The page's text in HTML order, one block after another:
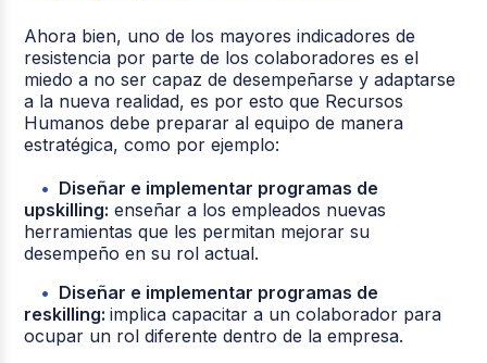
Ahora bien, uno de los mayores indicadores de
resistencia por parte de los colaboradores es el
miedo a no ser capaz de desempeñarse y adaptarse
a la nueva realidad, es por esto que Recursos
Humanos debe preparar al equipo de manera
estratégica, como por ejemplo:
Diseñar e implementar programas de
upskilling: enseñar a los empleados nuevas
herramientas que les permitan mejorar su
desempeño en su rol actual.
Diseñar e implementar programas de
reskilling:implica capacitar a un colaborador para
ocupar un rol diferente dentro de la empresa.